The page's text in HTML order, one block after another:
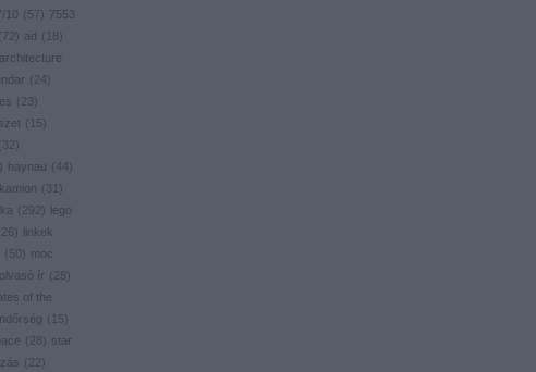
10 ( 57) 7553
72) ad ( 18 )
architecture
( 24)
( 23)
( 15)
32)
) haynau ( 44)
kamion ( 31
)
( 292)
lego
26 )
linkek
( 50) moc
olvasó ír ( 28 )
of the
( 15)
( 28 ) star
( 22)